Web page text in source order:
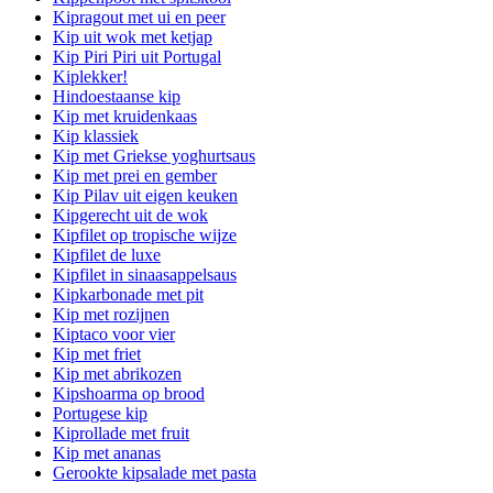
Kipragout met ui en peer
Kip uit wok met ketjap
Kip Piri Piri uit Portugal
Kiplekker!
Hindoestaanse kip
Kip met kruidenkaas
Kip klassiek
Kip met Griekse yoghurtsaus
Kip met prei en gember
Kip Pilav uit eigen keuken
Kipgerecht uit de wok
Kipfilet op tropische wijze
Kipfilet de luxe
Kipfilet in sinaasappelsaus
Kipkarbonade met pit
Kip met rozijnen
Kiptaco voor vier
Kip met friet
Kip met abrikozen
Kipshoarma op brood
Portugese kip
Kiprollade met fruit
Kip met ananas
Gerookte kipsalade met pasta